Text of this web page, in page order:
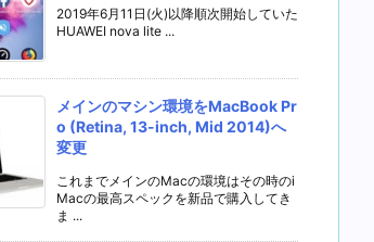
2019年6月11日(火)以降順次開始していた
HUAWEI nova lite ...
メインのマシン環境をMacBook Pr
o (Retina, 13-inch, Mid 2014)へ
変更
これまでメインのMacの環境はその時のi
Macの最高スペックを新品で購入してき
ま ...